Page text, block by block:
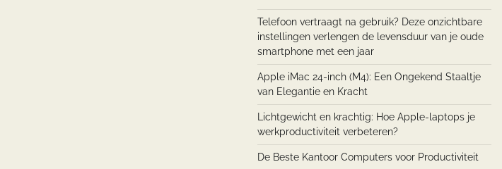
Telefoon vertraagt na gebruik? Deze onzichtbare
instellingen verlengen de levensduur van je oude
smartphone met een jaar
Apple iMac 24-inch (M4): Een Ongekend Staaltje
van Elegantie en Kracht
Lichtgewicht en krachtig: Hoe Apple-laptops je
werkproductiviteit verbeteren?
De Beste Kantoor Computers voor Productiviteit